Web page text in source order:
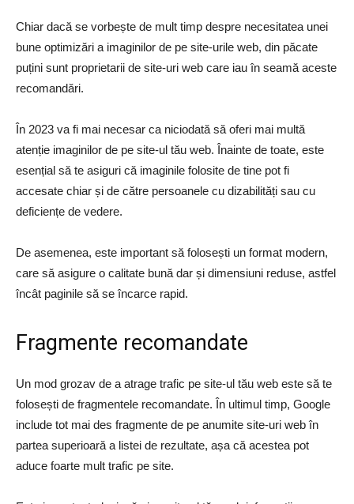
Chiar dacă se vorbește de mult timp despre necesitatea unei
bune optimizări a imaginilor de pe site-urile web, din păcate
puțini sunt proprietarii de site-uri web care iau în seamă aceste
recomandări.
În 2023 va fi mai necesar ca niciodată să oferi mai multă
atenție imaginilor de pe site-ul tău web. Înainte de toate, este
esențial să te asiguri că imaginile folosite de tine pot fi
accesate chiar și de către persoanele cu dizabilități sau cu
deficiențe de vedere.
De asemenea, este important să folosești un format modern,
care să asigure o calitate bună dar și dimensiuni reduse, astfel
încât paginile să se încarce rapid.
Fragmente recomandate
Un mod grozav de a atrage trafic pe site-ul tău web este să te
folosești de fragmentele recomandate. În ultimul timp, Google
include tot mai des fragmente de pe anumite site-uri web în
partea superioară a listei de rezultate, așa că acestea pot
aduce foarte mult trafic pe site.